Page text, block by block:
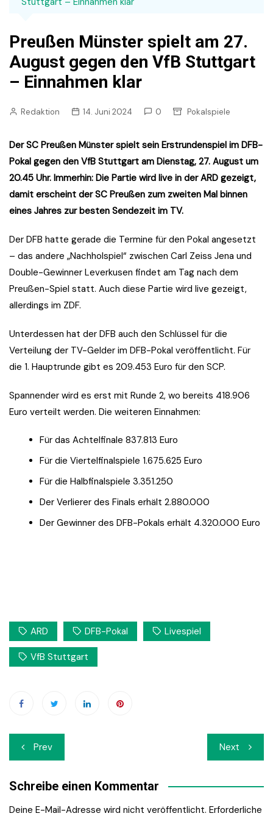
Preußen Münster spielt am 27.
August gegen den VfB Stuttgart
– Einnahmen klar
Redaktion 14. Juni 2024 0 Pokalspiele
Der SC Preußen Münster spielt sein Erstrundenspiel im DFB-
Pokal gegen den VfB Stuttgart am Dienstag, 27. August um
20.45 Uhr. Immerhin: Die Partie wird live in der ARD gezeigt,
damit erscheint der SC Preußen zum zweiten Mal binnen
eines Jahres zur besten Sendezeit im TV.
Der DFB hatte gerade die Termine für den Pokal angesetzt
– das andere „Nachholspiel“ zwischen Carl Zeiss Jena und
Double-Gewinner Leverkusen findet am Tag nach dem
Preußen-Spiel statt. Auch diese Partie wird live gezeigt,
allerdings im ZDF.
Unterdessen hat der DFB auch den Schlüssel für die
Verteilung der TV-Gelder im DFB-Pokal veröffentlicht. Für
die 1. Hauptrunde gibt es 209.453 Euro für den SCP.
Spannender wird es erst mit Runde 2, wo bereits 418.906
Euro verteilt werden. Die weiteren Einnahmen:
Für das Achtelfinale 837.813 Euro
Für die Viertelfinalspiele 1.675.625 Euro
Für die Halbfinalspiele 3.351.250
Der Verlierer des Finals erhält 2.880.000
Der Gewinner des DFB-Pokals erhält 4.320.000 Euro
ARD DFB-Pokal Livespiel
VfB Stuttgart
Beitrags-
Navigation
Prev Next
Schreibe einen Kommentar
Deine E-Mail-Adresse wird nicht veröffentlicht. Erforderliche